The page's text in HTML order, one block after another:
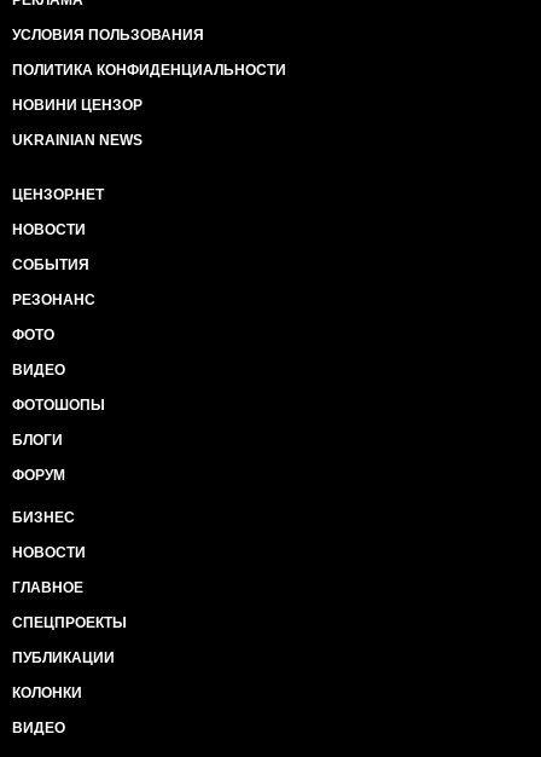
УСЛОВИЯ ПОЛЬЗОВАНИЯ
ПОЛИТИКА КОНФИДЕНЦИАЛЬНОСТИ
НОВИНИ ЦЕНЗОР
UKRAINIAN NEWS
ЦЕНЗОР.НЕТ
НОВОСТИ
СОБЫТИЯ
РЕЗОНАНС
ФОТО
ВИДЕО
ФОТОШОПЫ
БЛОГИ
ФОРУМ
БИЗНЕС
НОВОСТИ
ГЛАВНОЕ
СПЕЦПРОЕКТЫ
ПУБЛИКАЦИИ
КОЛОНКИ
ВИДЕО